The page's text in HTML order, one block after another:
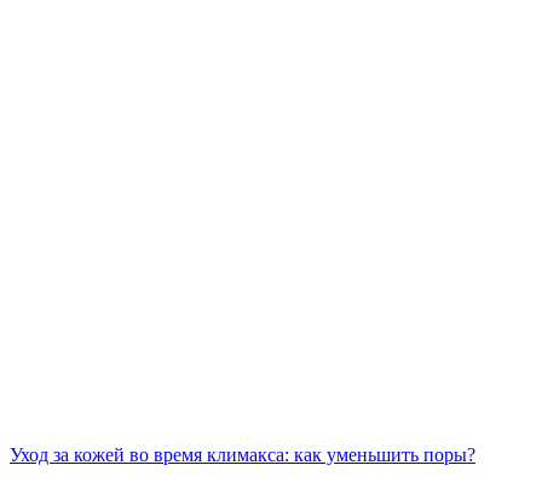
Уход за кожей во время климакса: как уменьшить поры?